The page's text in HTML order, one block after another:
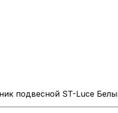
подвесной ST-Luce